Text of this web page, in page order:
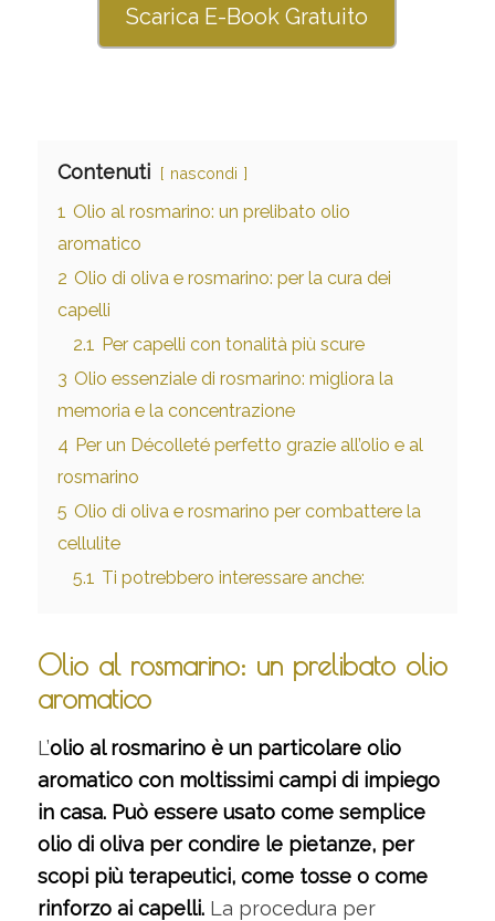
Scarica E-Book Gratuito
Contenuti nascondi
1 Olio al rosmarino: un prelibato olio
aromatico
2 Olio di oliva e rosmarino: per la cura dei
capelli
2.1 Per capelli con tonalità più scure
3 Olio essenziale di rosmarino: migliora la
memoria e la concentrazione
4 Per un Décolleté perfetto grazie all’olio e al
rosmarino
5 Olio di oliva e rosmarino per combattere la
cellulite
5.1 Ti potrebbero interessare anche:
Olio al rosmarino: un prelibato olio
aromatico
L’olio al rosmarino è un particolare olio
aromatico con moltissimi campi di impiego
in casa. Può essere usato come semplice
olio di oliva per condire le pietanze, per
scopi più terapeutici, come tosse o come
rinforzo ai capelli.La procedura per